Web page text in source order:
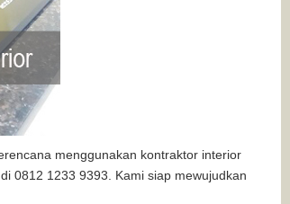
menggunakan kontraktor interior
0812 1233 9393. Kami siap mewujudkan